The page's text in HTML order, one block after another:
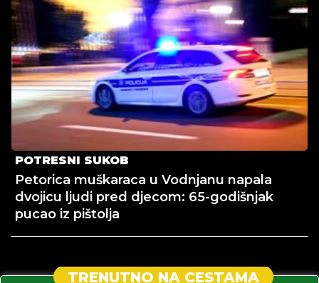
POTRESNI SUKOB
Petorica muškaraca u Vodnjanu napala
dvojicu ljudi pred djecom: 65-godišnjak
pucao iz pištolja
TRENUTNO NA CESTAMA